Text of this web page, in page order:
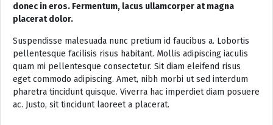
donec in eros. Fermentum, lacus ullamcorper at magna
placerat dolor.
Suspendisse malesuada nunc pretium id faucibus a. Lobortis
pellentesque facilisis risus habitant. Mollis adipiscing iaculis
quam mi pellentesque consectetur. Sit diam eleifend risus
eget commodo adipiscing. Amet, nibh morbi ut sed interdum
pharetra tincidunt quisque. Viverra hac imperdiet diam posuere
ac. Justo, sit tincidunt laoreet a placerat.